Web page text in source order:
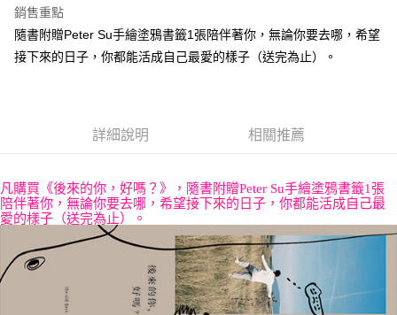
運送方式
付款後全家取貨
每筆NT$60，滿NT$499(含以上)免運費
銷售重點
隨書附贈Peter Su手繪塗鴉書籤1張陪伴著你，無論你要去哪，希望
接下來的日子，你都能活成自己最愛的樣子（送完為止）。
詳細說明 相關推薦
凡購買《後來的你，好嗎？》，隨書附贈Peter Su手繪塗鴉書籤1張
陪伴著你，無論你要去哪，希望接下來的日子，你都能活成自己最
愛的樣子（送完為止）。